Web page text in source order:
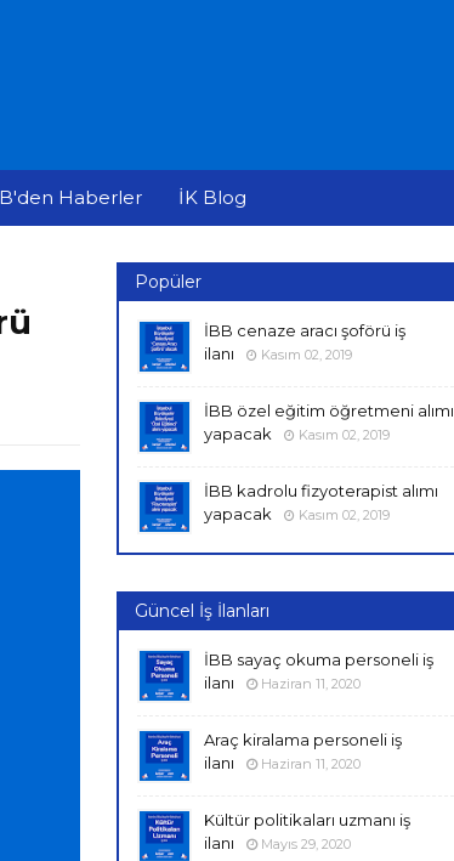
Haberler İK Blog
Popüler
İBB cenaze aracı şoförü iş
ilanı
Kasım 02, 2019
İBB özel eğitim öğretmeni alımı
yapacak
Kasım 02, 2019
İBB kadrolu fizyoterapist alımı
yapacak
Kasım 02, 2019
Güncel İş İlanları
İBB sayaç okuma personeli iş
ilanı
Haziran 11, 2020
Araç kiralama personeli iş
ilanı
Haziran 11, 2020
Kültür politikaları uzmanı iş
ilanı
Mayıs 29, 2020